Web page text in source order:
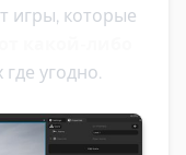
игры, которые
угодно.